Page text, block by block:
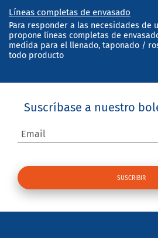
Líneas completas de envasado
Para responder a las necesidades de
propone líneas completas de
medida para el llenado, taponado /
todo producto
Suscríbase a nuestro
Email